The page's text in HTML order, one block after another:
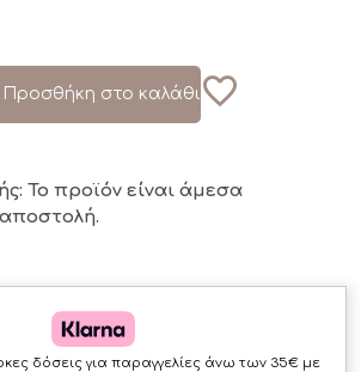
Προσθήκη στο καλάθι
Το προϊόν είναι άμεσα
δόσεις για παραγγελίες άνω των 35€ με